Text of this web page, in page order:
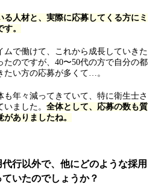
る人材と、実際に応募してくる方にミ
。
ムで働けて、これから成長していきた
たのですが、40〜50代の方で自分の都
たい方の応募が多くて…。
も年々減ってきていて、特に衛生士さ
ました。 全体として、応募の数も質
ありましたね。
行以外で、他にどのような採用
いたのでしょうか？